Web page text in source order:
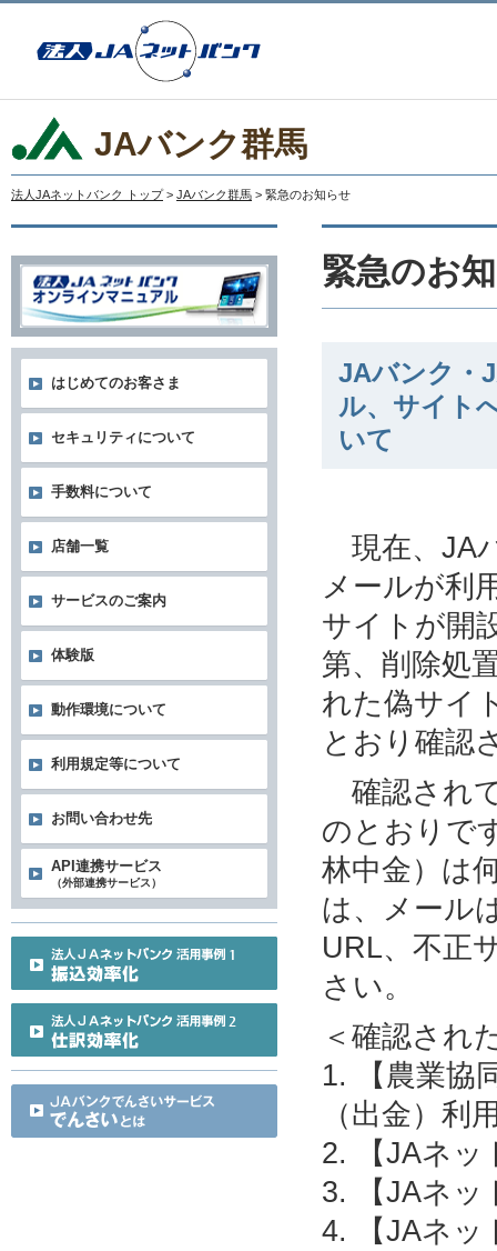
JAバンク群馬
法人JAネットバンク トップ > JAバンク群馬 > 緊急のお知らせ
緊急のお
JAバンク・
ル、サイト
いて
現在、JA
メールが利
サイトが開
第、削除処
れた偽サイ
とおり確認
確認され
のとおりで
林中金）は
は、メール
URL、不正
さい。
＜確認され
1. 【農業協
（出金）利
2. 【JAネッ
3. 【JAネッ
4. 【JAネッ
はじめてのお客さま
セキュリティについて
手数料について
店舗一覧
サービスのご案内
体験版
動作環境について
利用規定等について
お問い合わせ先
API連携サービス
（外部連携サービス）